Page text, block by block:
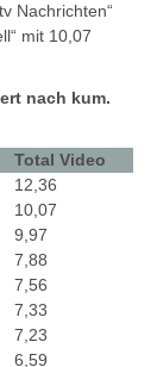
Nachrichten“
mit 10,07
nach kum.
Total Video
12,36
10,07
9,97
7,88
7,56
7,33
7,23
6,59